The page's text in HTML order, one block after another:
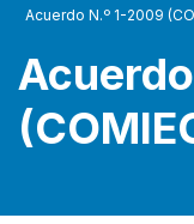
Acuerdo N.º 1-2009